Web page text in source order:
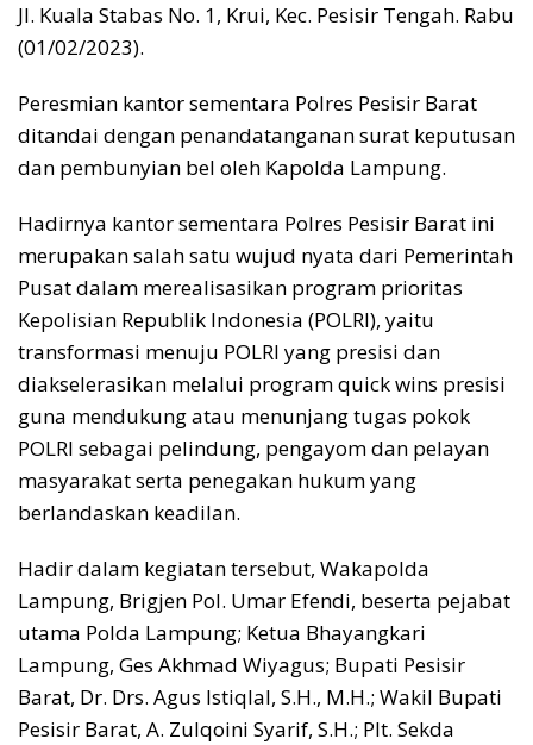
Jl. Kuala Stabas No. 1, Krui, Kec. Pesisir Tengah. Rabu
(01/02/2023).
Peresmian kantor sementara Polres Pesisir Barat
ditandai dengan penandatanganan surat keputusan
dan pembunyian bel oleh Kapolda Lampung.
Hadirnya kantor sementara Polres Pesisir Barat ini
merupakan salah satu wujud nyata dari Pemerintah
Pusat dalam merealisasikan program prioritas
Kepolisian Republik Indonesia (POLRI), yaitu
transformasi menuju POLRI yang presisi dan
diakselerasikan melalui program quick wins presisi
guna mendukung atau menunjang tugas pokok
POLRI sebagai pelindung, pengayom dan pelayan
masyarakat serta penegakan hukum yang
berlandaskan keadilan.
Hadir dalam kegiatan tersebut, Wakapolda
Lampung, Brigjen Pol. Umar Efendi, beserta pejabat
utama Polda Lampung; Ketua Bhayangkari
Lampung, Ges Akhmad Wiyagus; Bupati Pesisir
Barat, Dr. Drs. Agus Istiqlal, S.H., M.H.; Wakil Bupati
Pesisir Barat, A. Zulqoini Syarif, S.H.; Plt. Sekda